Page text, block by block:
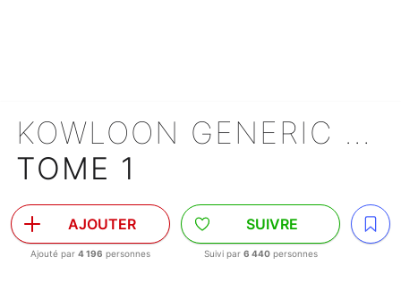
KOWLOON GENERIC ROMANCE
TOME 1
AJOUTER
Ajouté par 4 196 personnes
SUIVRE
Suivi par 6 440personnes